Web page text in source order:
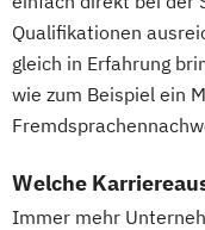
Qualifikationen
gleich in Erfahrung
wie zum Beispiel ein
Welche
Immer mehr